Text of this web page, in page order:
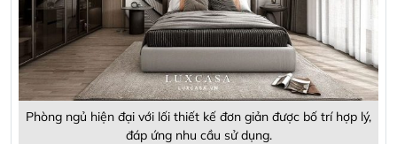
Phòng ngủ hiện đại với lối thiết kế đơn giản được bố trí hợp lý,
đáp ứng nhu cầu sử dụng.